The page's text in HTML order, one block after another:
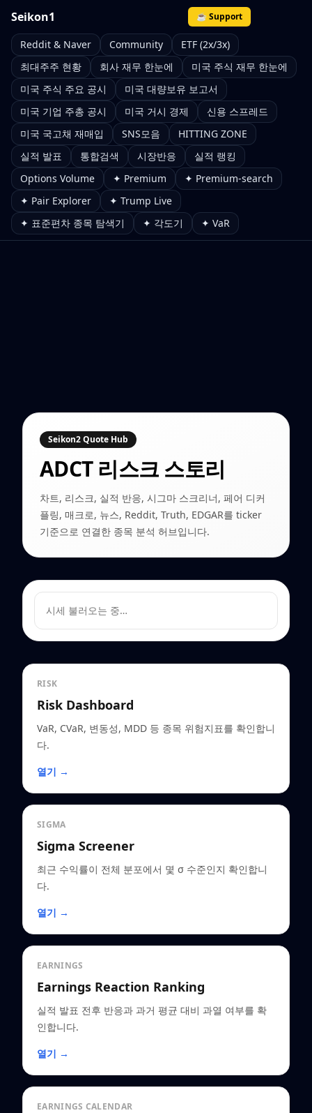
Seikon1 ☕ Support
Reddit & Naver Community
ETF (2x/3x)
최대주주 현황
회사 재무 한눈에
미국 주식 재무 한눈에
미국 주식 주요 공시
미국 대량보유 보고서
미국 기업 주총 공시
미국 거시 경제
신용 스프레드
미국 국고채 재매입
SNS모음
HITTING ZONE
실적 발표
통합검색 시장반응
실적 랭킹
Options Volume
✦ Premium
✦ Premium-search
✦ Pair Explorer
✦ Trump Live
✦ 표준편차 종목 탐색기
✦ 각도기 ✦ VaR
Seikon2 Quote Hub
ADCT리스크 스토리
차트, 리스크, 실적 반응, 시그마 스크리너, 페어 디커
플링, 매크로, 뉴스, Reddit, Truth, EDGAR를 ticker
기준으로 연결한 종목 분석 허브입니다.
시세 불러오는 중…
RISK
Risk Dashboard
VaR, CVaR, 변동성, MDD 등 종목 위험지표를 확인합니
다.
열기 →
SIGMA
Sigma Screener
최근 수익률이 전체 분포에서 몇 σ 수준인지 확인합니
다.
열기 →
EARNINGS
Earnings Reaction Ranking
실적 발표 전후 반응과 과거 평균 대비 과열 여부를 확
인합니다.
열기 →
EARNINGS CALENDAR